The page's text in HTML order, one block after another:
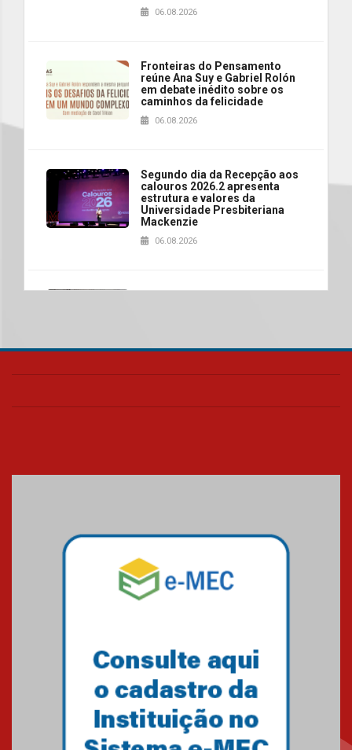
06.08.2026
Fronteiras do Pensamento
reúne Ana Suy e Gabriel Rolón
em debate inédito sobre os
caminhos da felicidade
06.08.2026
Segundo dia da Recepção aos
calouros 2026.2 apresenta
estrutura e valores da
Universidade Presbiteriana
Mackenzie
06.08.2026
realizará nova edição da Feira
04.08.2026
Mackenzie recepciona os
calouros do segundo semestre
Como o Colégio Mackenzie
Brasília prepara seus
estudantes para o PAS antes
mesmo do Ensino Médio